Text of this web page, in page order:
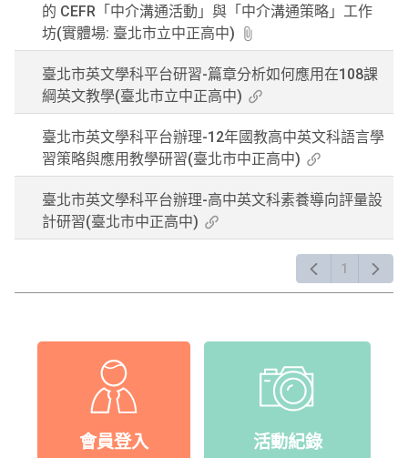
的 CEFR「中介溝通活動」與「中介溝通策略」工作
坊(實體場: 臺北市立中正高中)
臺北市英文學科平台研習-篇章分析如何應用在108課
綱英文教學(臺北市立中正高中)
臺北市英文學科平台辦理-12年國教高中英文科語言學
習策略與應用教學研習(臺北市中正高中)
臺北市英文學科平台辦理-高中英文科素養導向評量設
計研習(臺北市中正高中)
1
會員登入 活動紀錄